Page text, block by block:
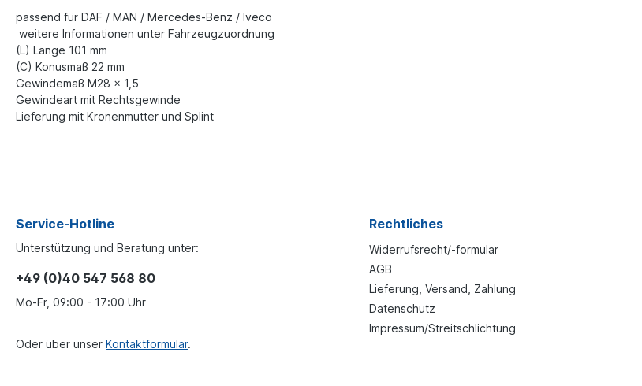
passend für DAF / MAN / Mercedes-Benz / Iveco
weitere Informationen unter Fahrzeugzuordnung
(L) Länge 101 mm
(C) Konusmaß 22 mm
Gewindemaß M28 x 1,5
Gewindeart mit Rechtsgewinde
Lieferung mit Kronenmutter und Splint
Service-Hotline
Unterstützung und Beratung unter:
+49 (0)40 547 568 80
Mo-Fr, 09:00 - 17:00 Uhr
Oder über unser Kontaktformular.
Rechtliches
Widerrufsrecht/-formular
AGB
Lieferung, Versand, Zahlung
Datenschutz
Impressum/Streitschlichtung